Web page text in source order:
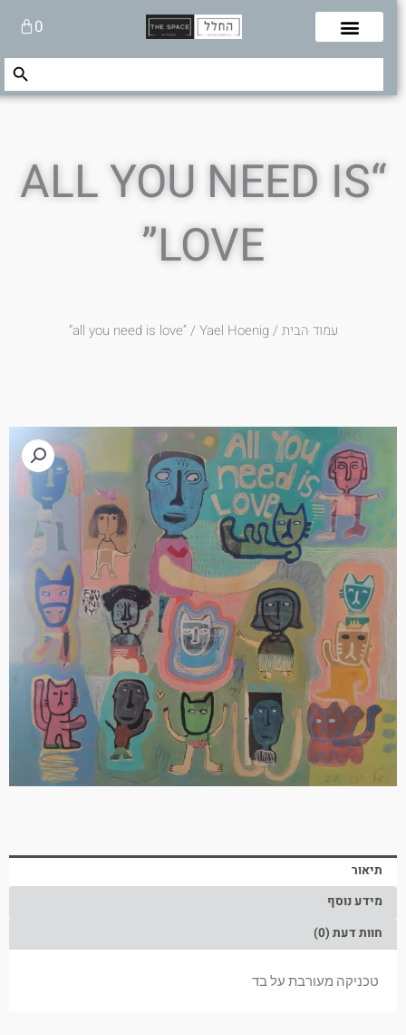
0עגלת
קניות
Search
Search Button
“ALL YOU NEED IS
LOVE”
עמוד הבית/
Yael Hoenig‏
/ “all you need is love”
תיאור
מידע נוסף
חוות דעת (0)
טכניקה מעורבת על בד